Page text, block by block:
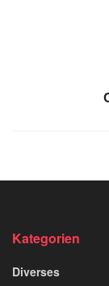
Kategorien
Diverses